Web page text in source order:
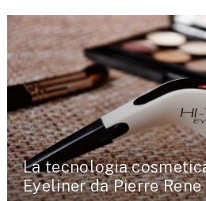
La tecnologia
Eyeliner da Pierre Rene